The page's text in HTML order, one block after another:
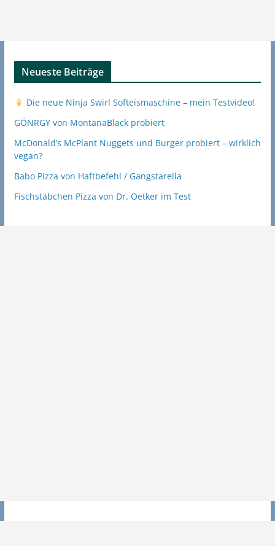
Neueste Beiträge
Die neue Ninja Swirl Softeismaschine – mein Testvideo!
GÖNRGY von MontanaBlack probiert
McDonald’s McPlant Nuggets und Burger probiert – wirklich
vegan?
Babo Pizza von Haftbefehl / Gangstarella
Fischstäbchen Pizza von Dr. Oetker im Test